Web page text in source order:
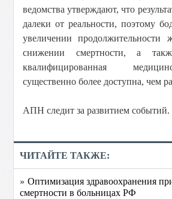
ведомства утверждают, что
далеки от реальности, поэтому
увеличении продолжительности
снижении смертности, а
квалифицированная
существенно более доступна, чем
АПН следит за развитием событий.
ЧИТАЙТЕ ТАКЖЕ:
» Оптимизация здравоохранения
смертности в больницах РФ